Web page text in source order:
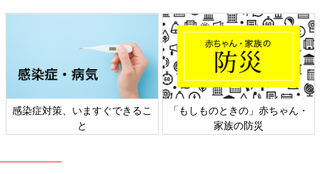
感染症対策、いますぐできるこ
と
「もしものときの」赤ちゃん・
家族の防災